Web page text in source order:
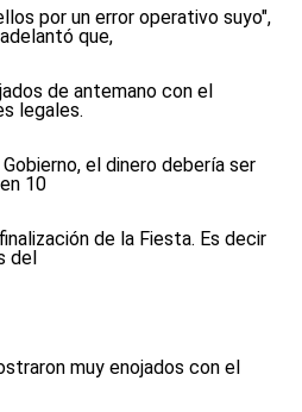
por un error operativo suyo",
que,
de antemano con el
legales.
el dinero debería ser
10
de la Fiesta. Es decir
del
muy enojados con el